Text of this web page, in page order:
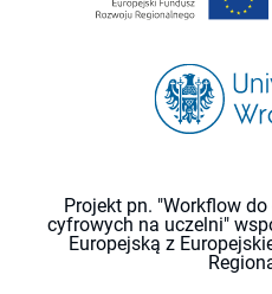
Projekt pn. "Workflow
cyfrowych na uczelni"
Europejską z